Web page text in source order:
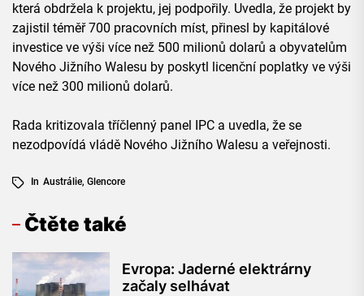
která obdržela k projektu, jej podpořily. Uvedla, že projekt by
zajistil téměř 700 pracovních míst, přinesl by kapitálové
investice ve výši více než 500 milionů dolarů a obyvatelům
Nového Jižního Walesu by poskytl licenční poplatky ve výši
více než 300 milionů dolarů.
Rada kritizovala tříčlenný panel IPC a uvedla, že se
nezodpovídá vládě Nového Jižního Walesu a veřejnosti.
In Austrálie, Glencore
Čtěte také
Evropa: Jaderné elektrárny
začaly selhávat